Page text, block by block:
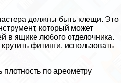
должны быть клещи. Это
который может
в ящике любого отделочника.
фитинги, использовать
плотность по ареометру